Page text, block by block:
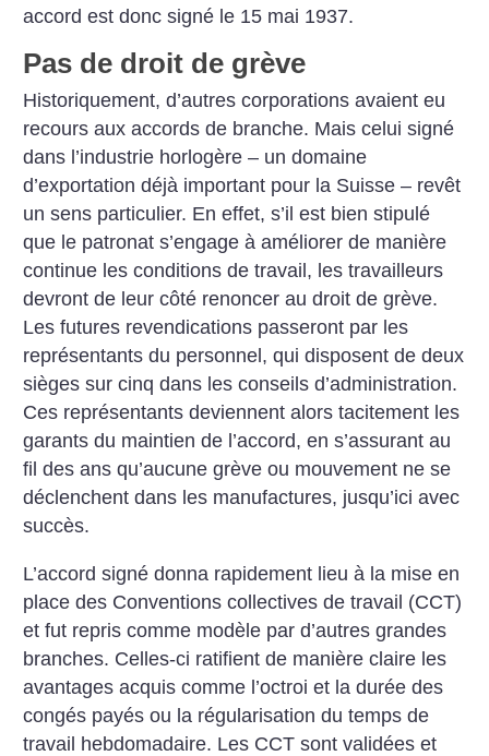
accord est donc signé le 15 mai 1937.
Pas de droit de grève
Historiquement, d’autres corporations avaient eu
recours aux accords de branche. Mais celui signé
dans l’industrie horlogère – un domaine
d’exportation déjà important pour la Suisse – revêt
un sens particulier. En effet, s’il est bien stipulé
que le patronat s’engage à améliorer de manière
continue les conditions de travail, les travailleurs
devront de leur côté renoncer au droit de grève.
Les futures revendications passeront par les
représentants du personnel, qui disposent de deux
sièges sur cinq dans les conseils d’administration.
Ces représentants deviennent alors tacitement les
garants du maintien de l’accord, en s’assurant au
fil des ans qu’aucune grève ou mouvement ne se
déclenchent dans les manufactures, jusqu’ici avec
succès.
L’accord signé donna rapidement lieu à la mise en
place des Conventions collectives de travail (CCT)
et fut repris comme modèle par d’autres grandes
branches. Celles-ci ratifient de manière claire les
avantages acquis comme l’octroi et la durée des
congés payés ou la régularisation du temps de
travail hebdomadaire. Les CCT sont validées et